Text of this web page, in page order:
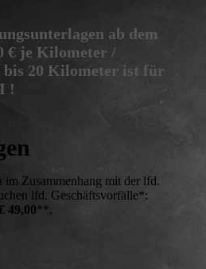
ab dem
€ je Kilometer /
bis 20 Kilometer ist für
!
im Zusammenhang mit der lfd.
lfd. Geschäftsvorfälle*:
49,00**.